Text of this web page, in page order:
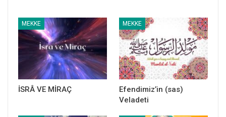
İbn Abdilberr, İstîâb, 3/1096
MEKKE
İSRÂ VE MİRAÇ
MEKKE
Efendimiz’in (sas)
Veladeti